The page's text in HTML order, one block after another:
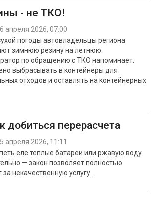
- не ТКО!
апреля 2026, 07:00
погоды автовладельцы региона
зимнюю резину на летнюю.
по обращению с ТКО напоминает:
выбрасывать в контейнеры для
отходов и оставлять на контейнерных
добиться перерасчета
апреля 2026, 11:11
еле теплые батареи или ржавую воду
— закон позволяет полностью
некачественную услугу.